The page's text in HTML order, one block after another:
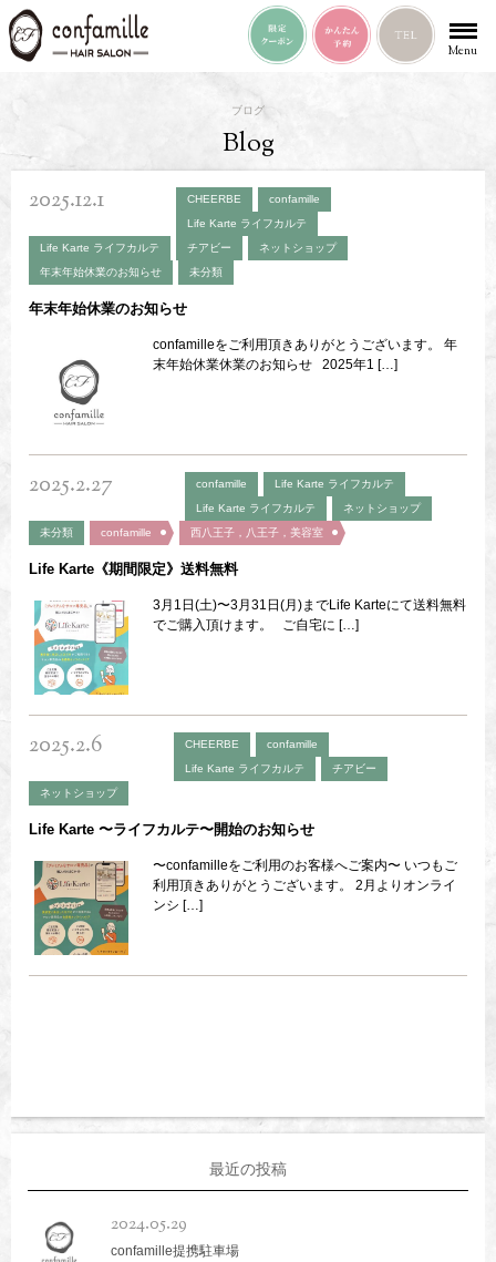
Menu
ブログ
Blog
2025.12.1 CHEERBE
confamille
Life Karte ライフカルテ
Life Karte ライフカルテ
チアビー
ネットショップ
年末年始休業のお知らせ
未分類
年末年始休業のお知らせ
confamilleをご利用頂きありがとうございます。 年
末年始休業休業のお知らせ 2025年1 […]
2025.2.27 confamille
Life Karte ライフカルテ
Life Karte ライフカルテ
ネットショップ
未分類
confamille 西八王子，八王子，美容室
Life Karte《期間限定》送料無料
3月1日(土)〜3月31日(月)までLife Karteにて送料無料
でご購入頂けます。 ご自宅に […]
2025.2.6 CHEERBE
confamille
Life Karte ライフカルテ
チアビー
ネットショップ
Life Karte 〜ライフカルテ〜開始のお知らせ
〜confamilleをご利用のお客様へご案内〜 いつもご
利用頂きありがとうございます。 2月よりオンライ
ンシ […]
最近の投稿
2024.05.29
confamille提携駐車場